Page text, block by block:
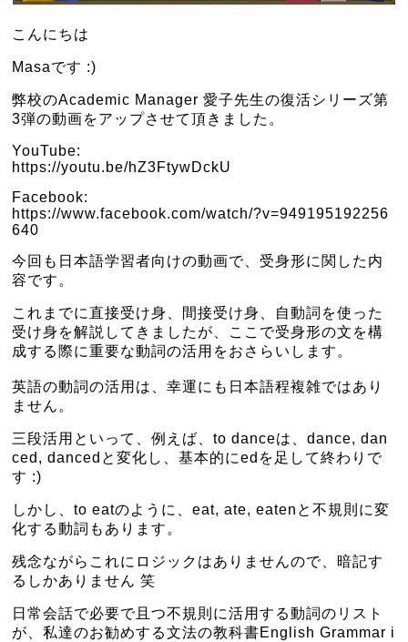
こんにちは
Masaです :)
弊校のAcademic Manager 愛子先生の復活シリーズ第
3弾の動画をアップさせて頂きました。
YouTube:
https://youtu.be/hZ3FtywDckU
Facebook:
https://www.facebook.com/watch/?v=949195192256
640
今回も日本語学習者向けの動画で、受身形に関した内
容です。
これまでに直接受け身、間接受け身、自動詞を使った
受け身を解説してきましたが、ここで受身形の文を構
成する際に重要な動詞の活用をおさらいします。
英語の動詞の活用は、幸運にも日本語程複雑ではあり
ません。
三段活用といって、例えば、to danceは、dance, dan
ced, dancedと変化し、基本的にedを足して終わりで
す :)
しかし、to eatのように、eat, ate, eatenと不規則に変
化する動詞もあります。
残念ながらこれにロジックはありませんので、暗記す
るしかありません 笑
日常会話で必要で且つ不規則に活用する動詞のリスト
が、私達のお勧めする文法の教科書English Grammar i